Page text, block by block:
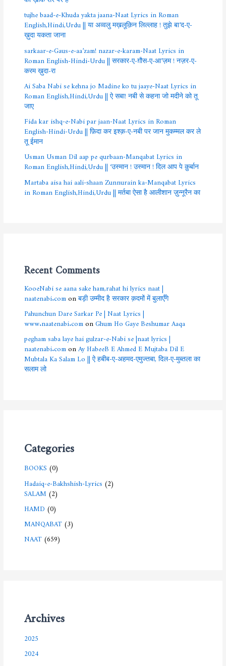
tujhe baad-e-Khuda yakta jaana-Naat Lyrics in Roman
English,Hindi,Urdu || या अव्वलु मख़लूक़िन लिल्लाह ! तुझे बा’द-ए-
ख़ुदा यकता जाना
sarkaar-e-Gaus-e-aa’zam! nazar-e-karam-Naat Lyrics in
Roman English-Hindi-Urdu || सरकार-ए-ग़ौस-ए-आ’ज़म ! नज़र-ए-
करम ख़ुदा-रा
Ai Saba Nabi se kehna jo Madine ko tu jaaye-Naat Lyrics in
Roman English,Hindi,Urdu || ऐ सबा! नबी से कहना जो मदीने को तू
जाए
Fida kar ishq-e-Nabi par jaan-Naat Lyrics in Roman
English-Hindi-Urdu || फ़िदा कर इश्क़-ए-नबी पर जान मुकम्मल कर ले
तू ईमान
Usman Usman Dil aap pe qurbaan-Manqabat Lyrics in
Roman English,Hindi,Urdu || ‘उस्मान ! उस्मान ! दिल आप पे क़ुर्बान
Martaba aisa hai aali-shaan Zunnurain ka-Manqabat Lyrics
in Roman English,Hindi,Urdu || मर्तबा ऐसा है आलीशान ज़ुन्नूरैन का
Recent Comments
KooeNabi se aana sake ham,rahat hi lyrics naat |
naatenabi.comonबड़ी उम्मीद है सरकार क़दमों में बुलाएँगे
Pahunchun Dare Sarkar Pe | Naat Lyrics |
www.naatenabi.comonGhum Ho Gaye Beshumar Aaqa
pegham saba laye hai gulzar-e-Nabi se |naat lyrics |
naatenabi.comonAy HabeeB E Ahmed E Mujtaba Dil E
Mubtala Ka Salam Lo || ऐ हबीब-ए-अहमद-एमुज्तबा, दिल-ए-मुब्तला का
सलाम लो
Categories
BOOKS(0)
Hadaiq-e-Bakhshish-Lyrics(2)
SALAM(2)
HAMD(0)
MANQABAT(3)
NAAT(659)
Archives
2025
2024